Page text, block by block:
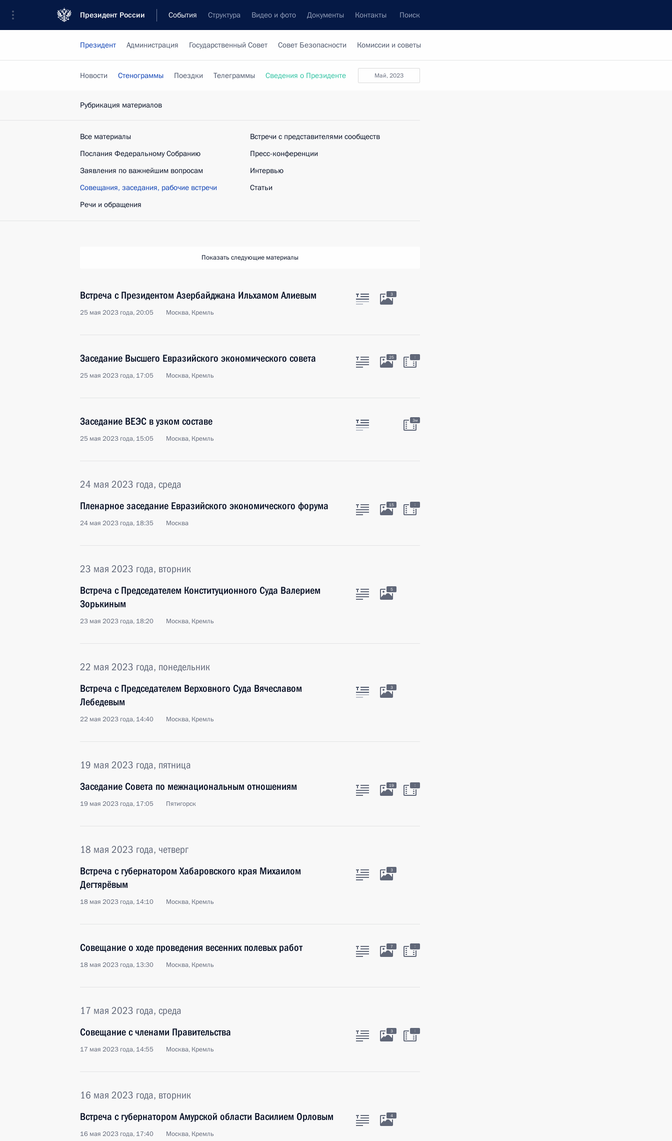
Президент России События Структура Видео и фото Документы Контакты Поиск
Президент Администрация Государственный Совет Совет Безопасности Комиссии и советы
май, 2023
Новости Стенограммы Поездки Телеграммы Сведения о Президенте
Рубрикация материалов
Все материалы
Послания Федеральному Собранию
Заявления по важнейшим вопросам
Совещания, заседания, рабочие встречи
Речи и обращения
Встречи с представителями сообществ
Пресс-конференции
Интервью
Статьи
Показать следующие материалы
Встреча с Президентом Азербайджана Ильхамом Алиевым
25 мая 2023 года, 20:05 Москва, Кремль
3
Заседание Высшего Евразийского экономического совета
25 мая 2023 года, 17:05 Москва, Кремль
25 :
Заседание ВЕЭС в узком составе
25 мая 2023 года, 15:05 Москва, Кремль
3м
24 мая 2023 года, среда
Пленарное заседание Евразийского экономического форума
24 мая 2023 года, 18:35 Москва
15 :
23 мая 2023 года, вторник
Встреча с Председателем Конституционного Суда Валерием
Зорькиным
23 мая 2023 года, 18:20 Москва, Кремль
5
22 мая 2023 года, понедельник
Встреча с Председателем Верховного Суда Вячеславом
Лебедевым
22 мая 2023 года, 14:40 Москва, Кремль
3
19 мая 2023 года, пятница
Заседание Совета по межнациональным отношениям
19 мая 2023 года, 17:05 Пятигорск
19 :
18 мая 2023 года, четверг
Встреча с губернатором Хабаровского края Михаилом
Дегтярёвым
18 мая 2023 года, 14:10 Москва, Кремль
3
Совещание о ходе проведения весенних полевых работ
18 мая 2023 года, 13:30 Москва, Кремль
7 :
17 мая 2023 года, среда
Совещание с членами Правительства
17 мая 2023 года, 14:55 Москва, Кремль
3 :
16 мая 2023 года, вторник
Встреча с губернатором Амурской области Василием Орловым
16 мая 2023 года, 17:40 Москва, Кремль
4